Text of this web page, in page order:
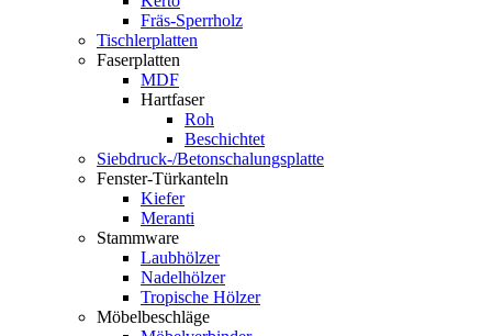
Fräs-Sperrholz
Tischlerplatten
Faserplatten
MDF
Hartfaser
Roh
Beschichtet
Siebdruck-/Betonschalungsplatte
Fenster-Türkanteln
Kiefer
Meranti
Stammware
Laubhölzer
Nadelhölzer
Tropische Hölzer
Möbelbeschläge